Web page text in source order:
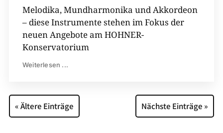
Melodika, Mundharmonika und Akkordeon
– diese Instrumente stehen im Fokus der
neuen Angebote am HOHNER-
Konservatorium
Weiterlesen ...
« Ältere Einträge Nächste Einträge »